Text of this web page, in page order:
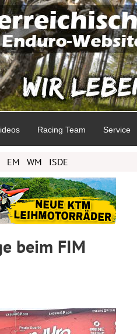
Racing Team Service
EM WM ISDE
beim FIM